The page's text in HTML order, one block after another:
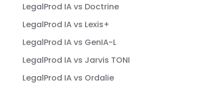
LegalProd IA vs Doctrine
LegalProd IA vs Lexis+
LegalProd IA vs GenIA-L
LegalProd IA vs Jarvis TONI
LegalProd IA vs Ordalie